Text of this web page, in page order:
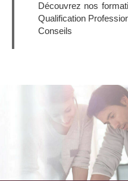
Découvrez nos
Qualification
Conseils